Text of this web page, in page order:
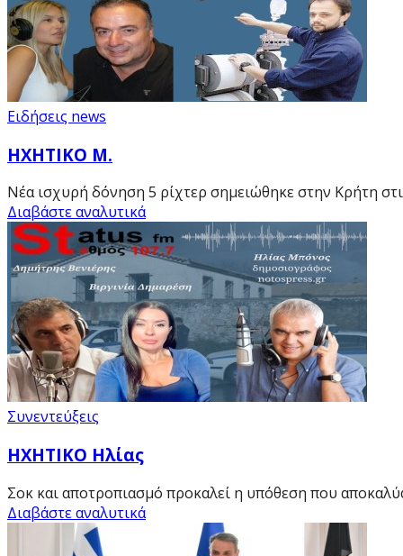
Ειδήσεις news
ΗΧΗΤΙΚΟ Μ.
Νέα ισχυρή δόνηση 5 ρίχτερ σημειώθηκε στην Κρήτη
Διαβάστε αναλυτικά
Συνεντεύξεις
HXHTIKO Ηλίας
Σοκ και αποτροπιασμό προκαλεί η υπόθεση που
Διαβάστε αναλυτικά